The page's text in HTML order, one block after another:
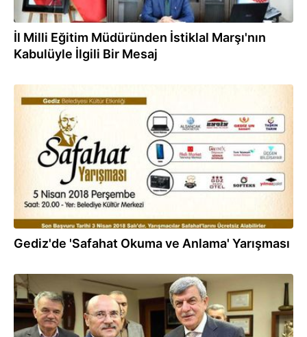
İl Milli Eğitim Müdüründen İstiklal Marşı'nın
Kabulüyle İlgili Bir Mesaj
24.02.2018
Gediz'de 'Safahat Okuma ve Anlama' Yarışması
21.12.2017